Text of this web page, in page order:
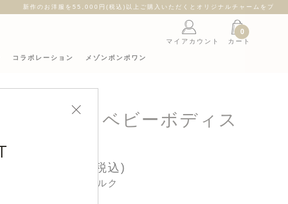
レゼント
マイアカウント
0
カート
コラボレーション メゾンボンポワン
パンカラー ベビーボディス
20,900円(税込)
カラー : ミルク